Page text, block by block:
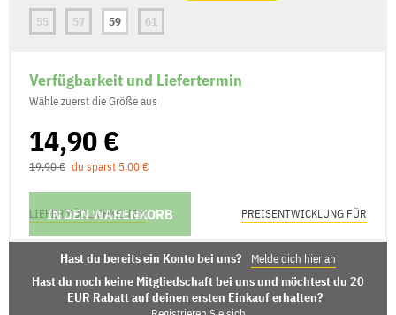
55
57 59 61
Verfügbarkeit und Liefertermin
Wähle zuerst die Größe aus
14,90 €
19,90 € du sparst 5,00 €
IN DEN WARENKORB
LIEFERMÖGLICHKEITEN PREISENTWICKLUNG FÜR
Hast du bereits ein Konto bei uns? Melde dich hier an
Hast du noch keine Mitgliedschaft bei uns und möchtest du 20
EUR Rabatt auf deinen ersten Einkauf erhalten?